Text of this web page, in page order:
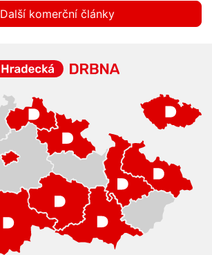
Další komerční články